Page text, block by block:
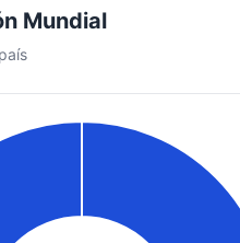
Mundial